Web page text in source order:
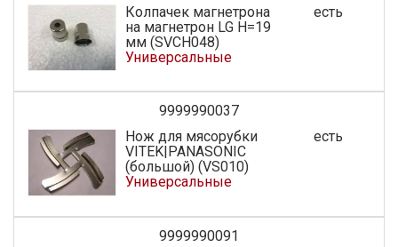
Колпачек магнетрона
на магнетрон LG H=19
мм (SVCH048)
Универсальные
есть
9999990037
Нож для мясорубки
VITEK|PANASONIC
(большой) (VS010)
Универсальные
есть
9999990091